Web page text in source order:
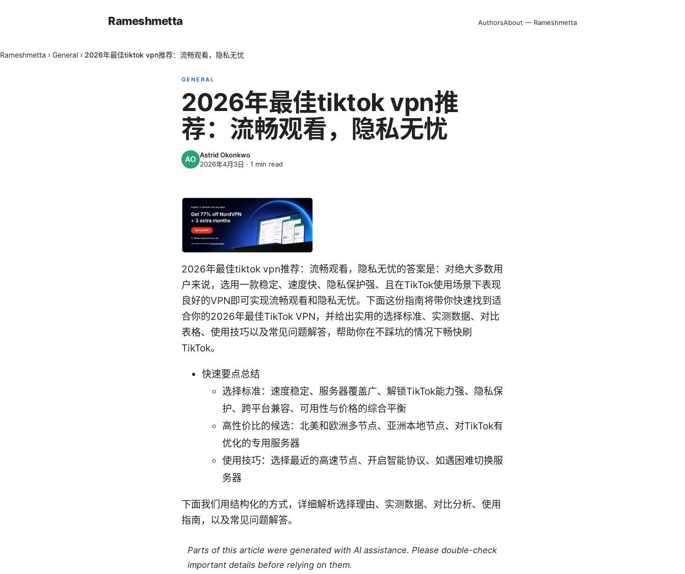
Rameshmetta AuthorsAbout — Rameshmetta
Rameshmetta › General › 2026年最佳tiktok vpn推荐：流畅观看，隐私无忧
GENERAL
2026年最佳tiktok vpn推
荐：流畅观看，隐私无忧
Astrid Okonkwo
2026年4月3日 · 1 min read
2026年最佳tiktok vpn推荐：流畅观看，隐私无忧的答案是：对绝大多数用
户来说，选用一款稳定、速度快、隐私保护强、且在TikTok使用场景下表现
良好的VPN即可实现流畅观看和隐私无忧。下面这份指南将带你快速找到适
合你的2026年最佳TikTok VPN，并给出实用的选择标准、实测数据、对比
表格、使用技巧以及常见问题解答，帮助你在不踩坑的情况下畅快刷
TikTok。
快速要点总结
选择标准：速度稳定、服务器覆盖广、解锁TikTok能力强、隐私保
护、跨平台兼容、可用性与价格的综合平衡
高性价比的候选：北美和欧洲多节点、亚洲本地节点、对TikTok有
优化的专用服务器
使用技巧：选择最近的高速节点、开启智能协议、如遇困难切换服
务器
下面我们用结构化的方式，详细解析选择理由、实测数据、对比分析、使用
指南，以及常见问题解答。
Parts of this article were generated with AI assistance. Please double-check
important details before relying on them.